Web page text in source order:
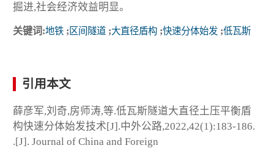
掘进,社会经济效益明显。
关键词:地铁 ; 区间隧道 ;大直径盾构 ;快速分体始发 ;低瓦斯
引用本文
薛彦军,刘奇,房师涛,等.低瓦斯隧道大直径土压平衡盾
构快速分体始发技术[J].中外公路,2022,42(1):183-186.
.[J]. Journal of China and Foreign